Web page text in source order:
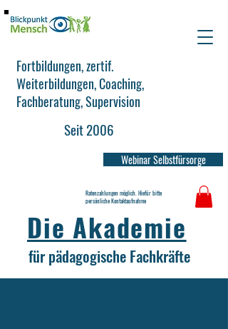
Fortbildungen, zertif.
Weiterbildungen, Coaching,
Fachberatung, Supervision
Seit 2006
Webinar Selbstfürsorge
Ratenzahlungen möglich. Hiefür bitte
persönliche Kontaktaufnahme
Die Akademie
für pädagogische Fachkräfte